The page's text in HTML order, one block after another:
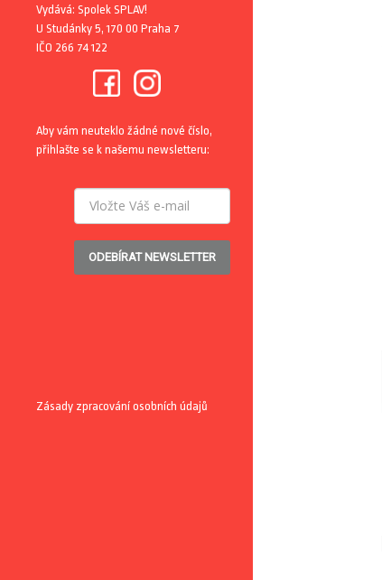
Vydává: Spolek SPLAV!
U Studánky 5, 170 00 Praha 7
IČO 266 74 122
Aby vám neuteklo žádné nové číslo,
přihlašte se k našemu newsletteru:
ODEBÍRAT NEWSLETTER
Zásady zpracování osobních údajů